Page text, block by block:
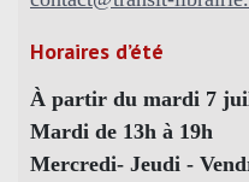
Horaires d’été
À partir du mardi 7
Mardi de 13h à 19h
Mercredi- Jeudi -